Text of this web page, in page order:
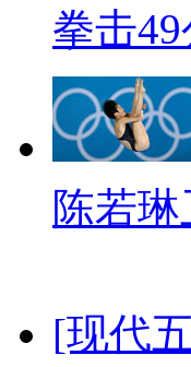
拳击
陈若
[现代